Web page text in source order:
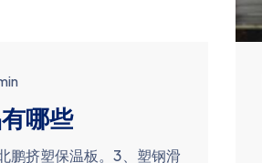
哪些
鹏挤塑保温板。3、塑钢滑